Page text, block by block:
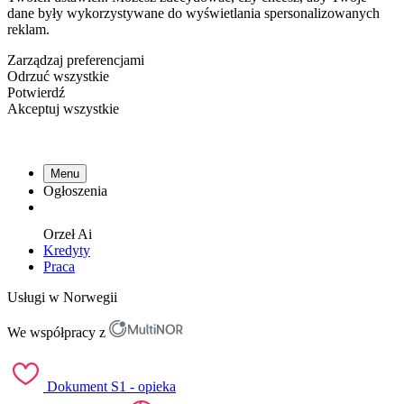
dane były wykorzystywane do wyświetlania spersonalizowanych
reklam.
Zarządzaj preferencjami
Odrzuć wszystkie
Potwierdź
Akceptuj wszystkie
Menu
Ogłoszenia
OrzełAi
Kredyty
Praca
Usługi w Norwegii
We współpracy z
Dokument S1 - opieka